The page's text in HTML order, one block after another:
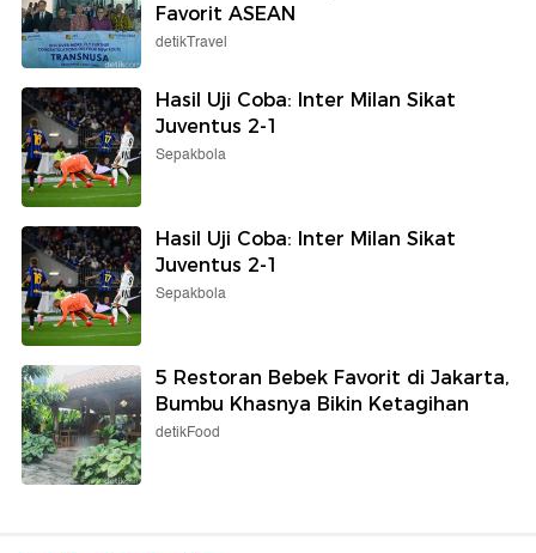
Favorit ASEAN
detikTravel
Hasil Uji Coba: Inter Milan Sikat
Juventus 2-1
Sepakbola
Hasil Uji Coba: Inter Milan Sikat
Juventus 2-1
Sepakbola
5 Restoran Bebek Favorit di Jakarta,
Bumbu Khasnya Bikin Ketagihan
detikFood